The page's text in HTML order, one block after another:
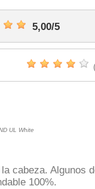
5,00/5
UL White
cabeza. Algunos
100%.